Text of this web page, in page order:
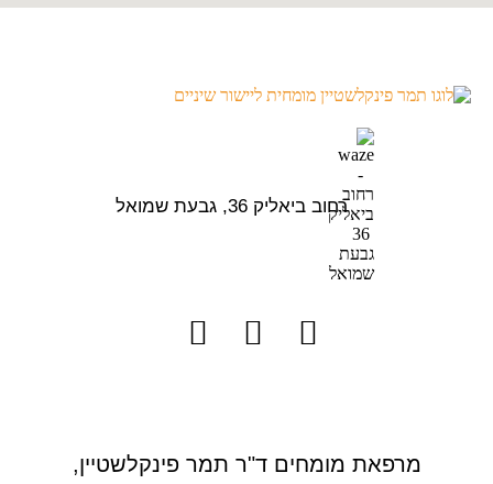
רחוב ביאליק 36, גבעת שמואל
מרפאת מומחים ד"ר תמר פינקלשטיין,